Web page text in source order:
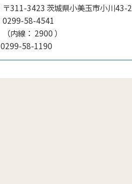
〒311-3423 茨城県小美玉市小川43-2
0299-58-4541
（内線 ： 2900 ）
0299-58-1190